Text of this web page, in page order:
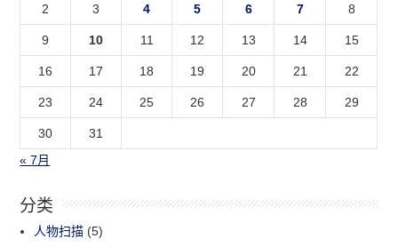
2 3 4 5 6 7 8
9 10 11 12 13 14 15
16 17 18 19 20 21 22
23 24 25 26 27 28 29
30
31
« 7月
分类
人物扫描 (5)